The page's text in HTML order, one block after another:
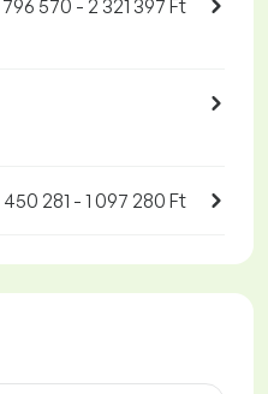
796 570 - 2 321 397 Ft
450 281 - 1 097 280 Ft